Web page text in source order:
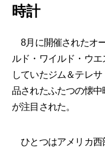
時計
8月に開催されたオ
ルド・ワイルド・ウ
していたジム＆テレ
品されたふたつの懐
が注目された。
ひとつはアメリカ西